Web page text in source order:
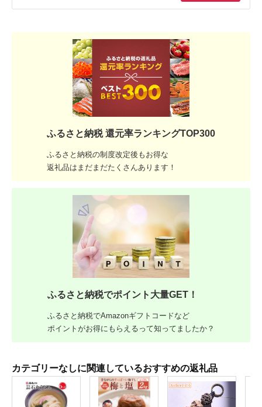
ふるさと納税 還元率ランキングTOP300
ふるさと納税の制度改定後もお得な
返礼品はまだまだたくさんあります！
ふるさと納税でポイント大量GET！
ふるさと納税でAmazonギフトコードなど
ポイントがお得にもらえるって知ってましたか？
カテゴリーなしに関連しているおすすめの返礼品